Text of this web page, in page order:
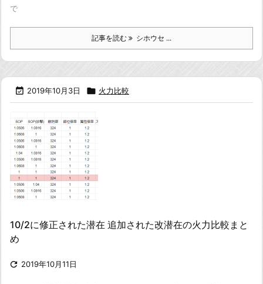
で
記事を読む シホウセ ...
 2019年10月3日  火力比較
10/2に修正された潜在 追加された改潜在の火力比較まと
め
 2019年10月11日